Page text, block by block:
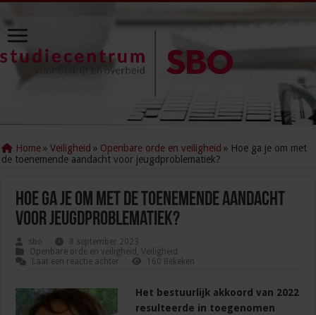
Home » Veiligheid » Openbare orde en veiligheid » Hoe ga je om met
de toenemende aandacht voor jeugdproblematiek?
Hoe ga je om met de toenemende aandacht
voor jeugdproblematiek?
sbo
8 september 2023
Openbare orde en veiligheid ,Veiligheid
Laat een reactie achter
160 Bekeken
Het bestuurlijk akkoord van 2022
resulteerde in toegenomen